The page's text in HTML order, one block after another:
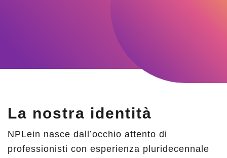
La nostra identità
NPLein nasce dall’occhio attento di
professionisti con esperienza pluridecennale